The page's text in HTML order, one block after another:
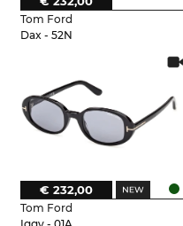
Tom Ford
Dax - 52N
Tom Ford
€ 232,00